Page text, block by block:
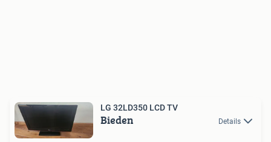
LG 32LD350 LCD TV
Bieden Details